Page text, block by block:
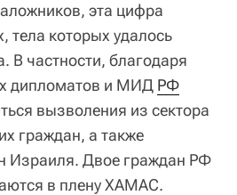
эта цифра
тела которых удалось
В частности, благодаря
дипломатов и МИД РФ
вызволения из сектора
граждан, а также
Израиля. Двое граждан РФ
в плену ХАМАС.